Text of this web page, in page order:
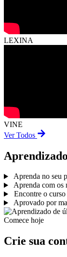
LEXINA
VINE
Ver Todos
Aprenda no seu
Aprenda com os
Encontre o
Aprovado por
Comece hoje
Crie sua